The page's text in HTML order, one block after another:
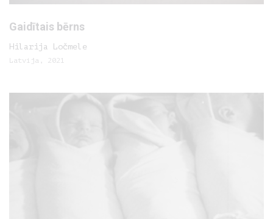
Gaidītais bērns
Hilarija Ločmele
Latvija, 2021